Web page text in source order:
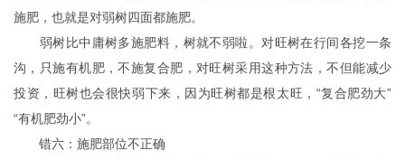
施肥，也就是对弱树四面都施肥。
弱树比中庸树多施肥料，树就不弱啦。对旺树在行间各挖一条
沟，只施有机肥，不施复合肥，对旺树采用这种方法，不但能减少
投资，旺树也会很快弱下来，因为旺树都是根太旺，“复合肥劲大”
“有机肥劲小”。
错六：施肥部位不正确